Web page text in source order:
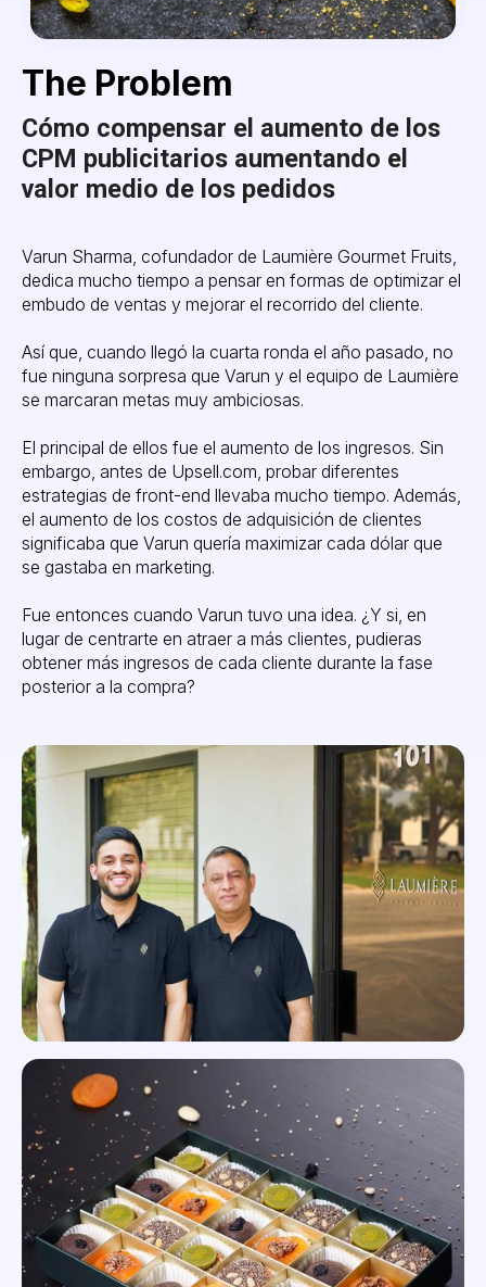
The Problem
Cómo compensar el aumento de los
CPM publicitarios aumentando el
valor medio de los pedidos
Varun Sharma, cofundador de Laumière Gourmet Fruits,
dedica mucho tiempo a pensar en formas de optimizar el
embudo de ventas y mejorar el recorrido del cliente.
Así que, cuando llegó la cuarta ronda el año pasado, no
fue ninguna sorpresa que Varun y el equipo de Laumière
se marcaran metas muy ambiciosas.
El principal de ellos fue el aumento de los ingresos. Sin
embargo, antes de Upsell.com, probar diferentes
estrategias de front-end llevaba mucho tiempo. Además,
el aumento de los costos de adquisición de clientes
significaba que Varun quería maximizar cada dólar que
se gastaba en marketing.
Fue entonces cuando Varun tuvo una idea. ¿Y si, en
lugar de centrarte en atraer a más clientes, pudieras
obtener más ingresos de cada cliente durante la fase
posterior a la compra?